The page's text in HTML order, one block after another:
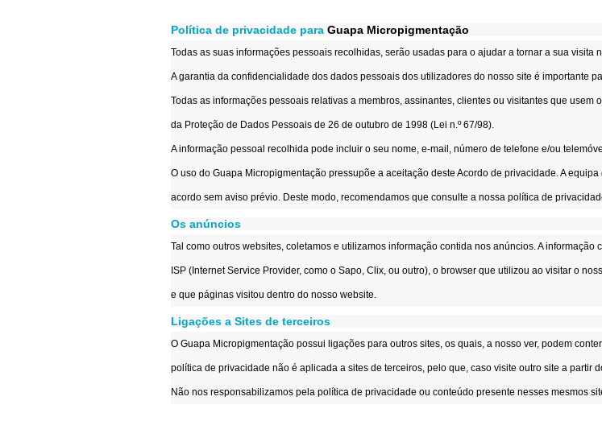
Política de privacidade para Guapa Micropigmentação
Todas as suas informações pessoais recolhidas, serão usadas para o ajudar a tornar a sua visita
A garantia da confidencialidade dos dados pessoais dos utilizadores do nosso site é importante
Todas as informações pessoais relativas a membros, assinantes, clientes ou visitantes que
da Proteção de Dados Pessoais de 26 de outubro de 1998 (Lei n.º 67/98).
A informação pessoal recolhida pode incluir o seu nome, e-mail, número de telefone e/ou
O uso do Guapa Micropigmentação pressupõe a aceitação deste Acordo de privacidade. A
acordo sem aviso prévio. Deste modo, recomendamos que consulte a nossa política de
Os anúncios
Tal como outros websites, coletamos e utilizamos informação contida nos anúncios. A
ISP (Internet Service Provider, como o Sapo, Clix, ou outro), o browser que utilizou ao visitar o
e que páginas visitou dentro do nosso website.
Ligações a Sites de terceiros
O Guapa Micropigmentação possui ligações para outros sites, os quais, a nosso ver, podem
política de privacidade não é aplicada a sites de terceiros, pelo que, caso visite outro site a partir
Não nos responsabilizamos pela política de privacidade ou conteúdo presente nesses mesmos